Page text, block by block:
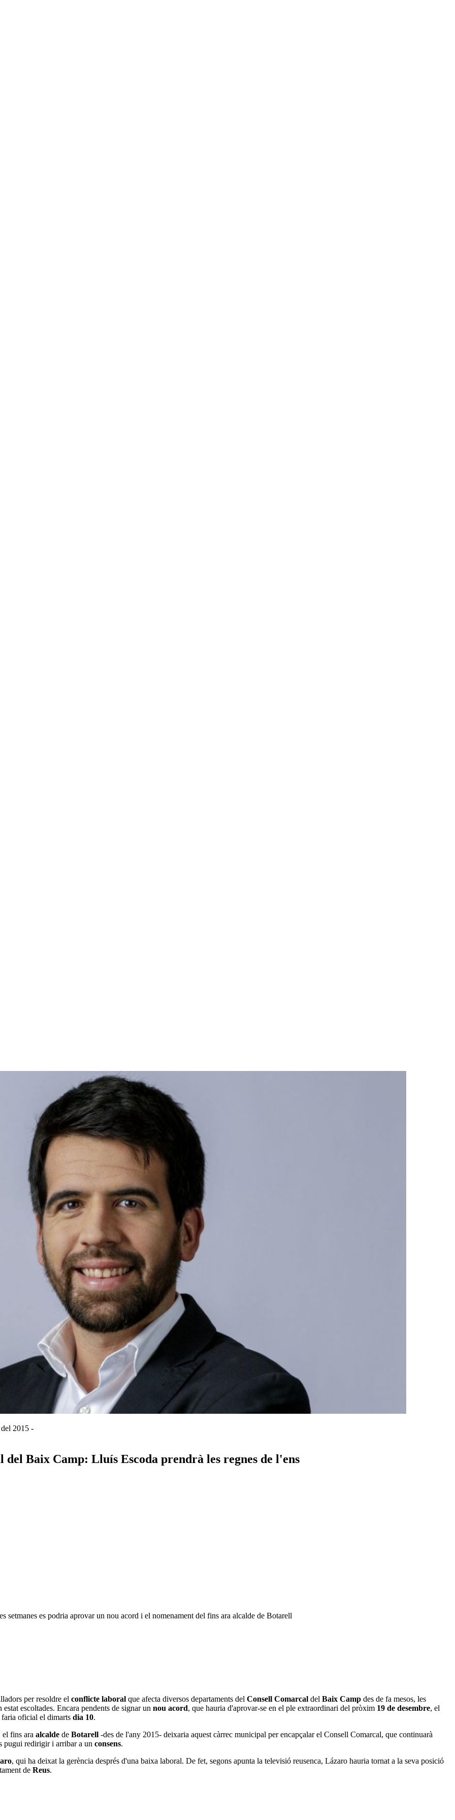
2015 -
Baix Camp: Lluís Escoda prendrà les regnes de l'ens
setmanes es podria aprovar un nou acord i el nomenament del fins ara alcalde de Botarell
per resoldre el conflicte laboral que afecta diversos departaments del Consell Comarcal del Baix Camp des de fa mesos, les
estat escoltades. Encara pendents de signar un nou acord, que hauria d'aprovar-se en el ple extraordinari del pròxim 19 de desembre, el
faria oficial el dimarts dia 10.
el fins ara alcalde de Botarell -des de l'any 2015- deixaria aquest càrrec municipal per encapçalar el Consell Comarcal, que continuarà
pugui redirigir i arribar a un consens.
, qui ha deixat la gerència després d'una baixa laboral. De fet, segons apunta la televisió reusenca, Lázaro hauria tornat a la seva posició
de Reus.